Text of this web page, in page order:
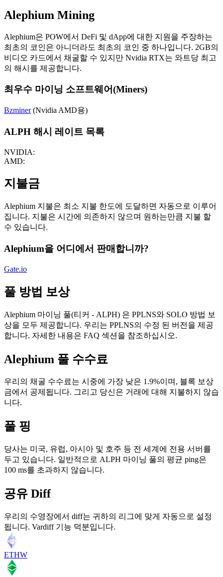
Alephium Mining
Alephium은 POW에서 DeFi 및 dApp에 대한 지원을 주장하는
최초의 코인은 아니더라도 최초의 코인 중 하나입니다. 2GB의
비디오 카드에서 채굴할 수 있지만 Nvidia RTX는 와트당 최고
의 해시를 제공합니다.
최우수 마이닝 소프트웨어(Miners)
Bzminer(Nvidia AMD용)
ALPH 해시 레이트 목록
NVIDIA:
AMD:
지불금
Alephium 지불은 최소 지불 한도에 도달하면 자동으로 이루어
집니다. 지불은 시간에 의존하지 않으며 원하는만큼 지불 할
수 있습니다.
Alephium을 어디에서 판매합니까?
Gate.io
풀 방법 보상
Alephium 마이닝 풀(티커 - ALPH) 은 PPLNS와 SOLO 방법 보
상을 모두 제공합니다. 우리는 PPLNS의 수정 된 버전을 제공
합니다. 자세한 내용은 FAQ 섹션을 참조하십시오.
Alephium 풀 수수료
우리의 채굴 수수료는 시중에 가장 낮은 1.9%이며, 블록 보상
금에서 공제됩니다. 그리고 당신은 거래에 대해 지불하지 않습
니다.
풀 핑
당사는 미국, 유럽, 아시아 및 호주 등 전 세계에 전용 서버를
두고 있습니다. 일반적으로 ALPH 마이닝 풀의 평균 ping은
100 ms를 초과하지 않습니다.
공유 Diff
우리의 수영장에서 diff는 귀하의 리그에 맞게 자동으로 설정
됩니다. Vardiff 기능 덕분입니다.
ETHW